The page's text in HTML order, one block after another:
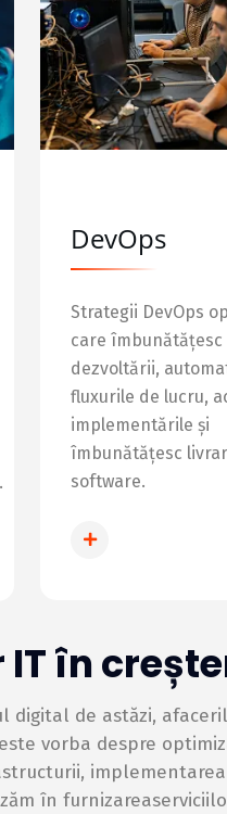
DevOps
Strategii DevOps
care îmbunătățesc
dezvoltării,
fluxurile de lucru,
implementările și
îmbunătățesc
software.
în
digital de astăzi,
vorba despre
în